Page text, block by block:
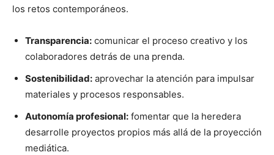
los retos contemporáneos.
Transparencia: comunicar el proceso creativo y los
colaboradores detrás de una prenda.
Sostenibilidad: aprovechar la atención para impulsar
materiales y procesos responsables.
Autonomía profesional: fomentar que la heredera
desarrolle proyectos propios más allá de la proyección
mediática.